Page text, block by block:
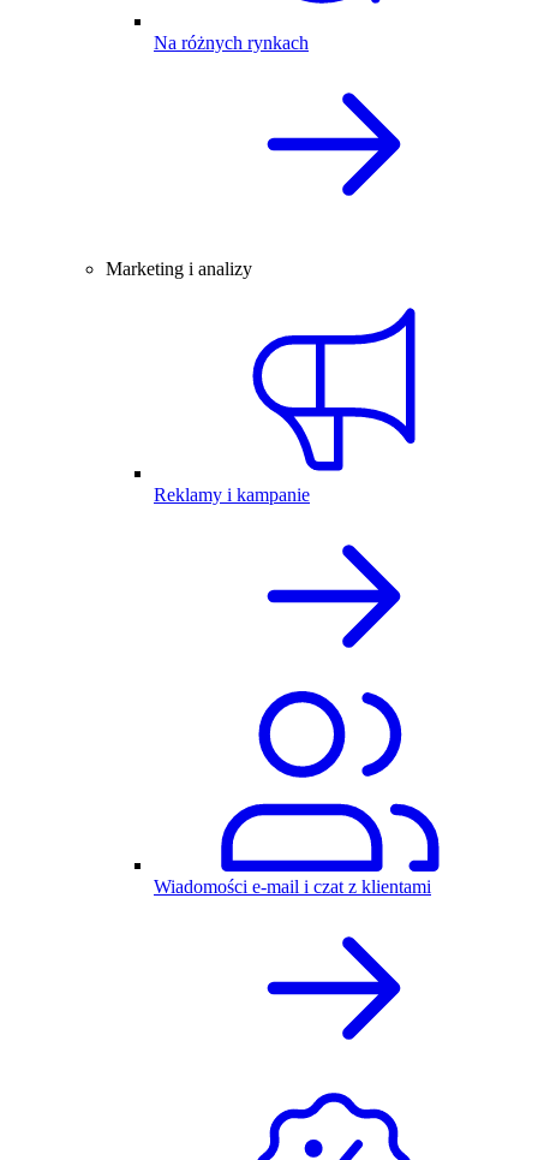
Na różnych rynkach
Marketing i analizy
Reklamy i kampanie
Wiadomości e-mail i czat z klientami